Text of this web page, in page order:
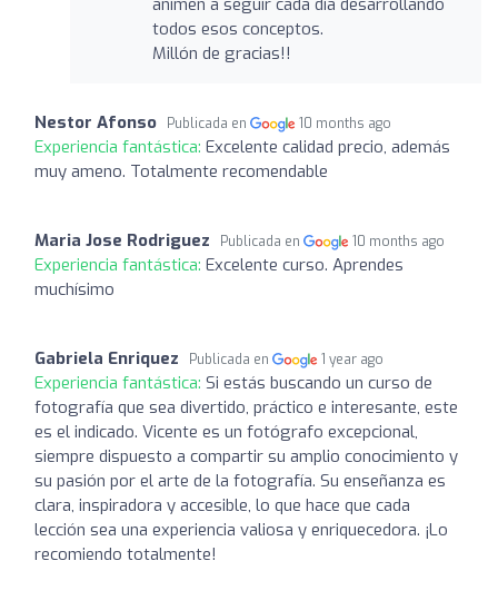
todos esos conceptos.
Millón de gracias!!
Nestor Afonso Publicada en 10 months ago
Experiencia fantástica: Excelente calidad precio, además
muy ameno. Totalmente recomendable
Maria Jose Rodriguez Publicada en 10 months ago
Experiencia fantástica: Excelente curso. Aprendes
muchísimo
Gabriela Enriquez Publicada en 1 year ago
Experiencia fantástica: Si estás buscando un curso de
fotografía que sea divertido, práctico e interesante, este
es el indicado. Vicente es un fotógrafo excepcional,
siempre dispuesto a compartir su amplio conocimiento y
su pasión por el arte de la fotografía. Su enseñanza es
clara, inspiradora y accesible, lo que hace que cada
lección sea una experiencia valiosa y enriquecedora. ¡Lo
recomiendo totalmente!